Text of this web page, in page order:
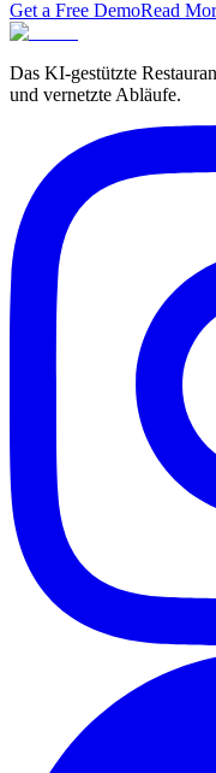
Get a Free DemoRead
Das KI-gestützte
und vernetzte Abläufe.